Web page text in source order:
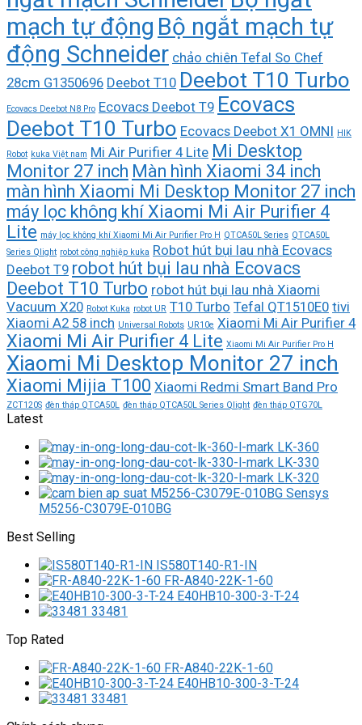
mạch tự động Bộ ngắt mạch tự
động Schneider chảo chiên Tefal So Chef
28cm G1350696 Deebot T10 Deebot T10 Turbo
Ecovacs Deebot N8 Pro Ecovacs Deebot T9 Ecovacs
Deebot T10 Turbo Ecovacs Deebot X1 OMNI HIK
Robot kuka Việt nam Mi Air Purifier 4 Lite Mi Desktop
Monitor 27 inch Màn hình Xiaomi 34 inch
màn hình Xiaomi Mi Desktop Monitor 27 inch
máy lọc không khí Xiaomi Mi Air Purifier 4
Lite máy lọc không khí Xiaomi Mi Air Purifier Pro H QTCA50L Series QTCA50L
Series Qlight robot công nghiệp kuka Robot hút bụi lau nhà Ecovacs
Deebot T9 robot hút bụi lau nhà Ecovacs
Deebot T10 Turbo robot hút bụi lau nhà Xiaomi
Vacuum X20 Robot Kuka robot UR T10 Turbo Tefal QT1510E0 tivi
Xiaomi A2 58 inch Universal Robots UR10e Xiaomi Mi Air Purifier 4
Xiaomi Mi Air Purifier 4 Lite Xiaomi Mi Air Purifier Pro H
Xiaomi Mi Desktop Monitor 27 inch
Xiaomi Mijia T100 Xiaomi Redmi Smart Band Pro
ZCT120S đèn tháp QTCA50L đèn tháp QTCA50L Series Qlight đèn tháp QTG70L
Latest
LK-360
LK-330
LK-320
M5256-C3079E-010BG
Best Selling
IS580T140-R1-IN
FR-A840-22K-1-60
E40HB10-300-3-T-24
33481
Top Rated
FR-A840-22K-1-60
E40HB10-300-3-T-24
33481